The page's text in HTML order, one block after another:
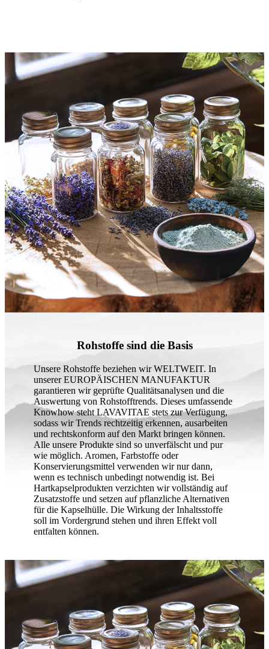
Rohstoffe sind die Basis
Unsere Rohstoffe beziehen wir WELTWEIT. In
unserer EUROPÄISCHEN MANUFAKTUR
garantieren wir geprüfte Qualitätsanalysen und die
Auswertung von Rohstofftrends. Dieses umfassende
Knowhow steht LAVAVITAE stets zur Verfügung,
sodass wir Trends rechtzeitig erkennen, ausarbeiten
und rechtskonform auf den Markt bringen können.
Alle unsere Produkte sind so unverfälscht und pur
wie möglich. Aromen, Farbstoffe oder
Konservierungsmittel verwenden wir nur dann,
wenn es technisch unbedingt notwendig ist. Bei
Hartkapselprodukten verzichten wir vollständig auf
Zusatzstoffe und setzen auf pflanzliche Alternativen
für die Kapselhülle. Die Wirkung der Inhaltsstoffe
soll im Vordergrund stehen und ihren Effekt voll
entfalten können.